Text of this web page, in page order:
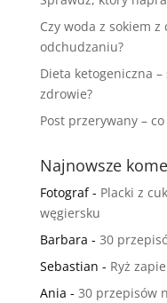
Czy woda z sokiem
odchudzaniu?
Dieta ketogeniczna
zdrowie?
Post przerywany –
Najnowsze
Fotograf- Placki z
węgiersku
Barbara - 30
Sebastian - Ryż
Ania - 30 przepisów